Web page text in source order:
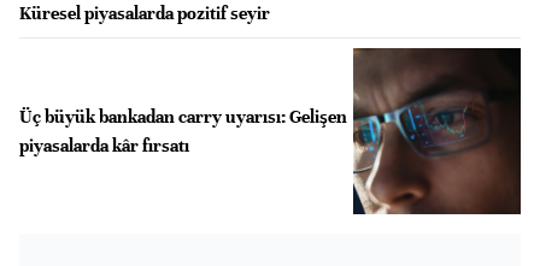
Küresel piyasalarda pozitif seyir
Üç büyük bankadan carry uyarısı: Gelişen
piyasalarda kâr fırsatı